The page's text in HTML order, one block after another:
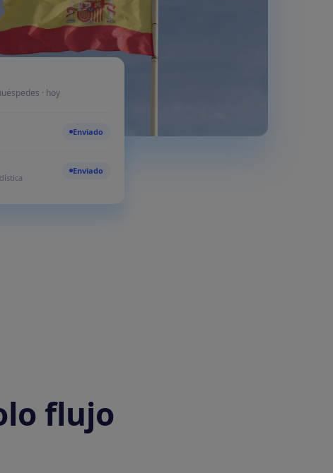
sobre SES.HOSPEDAJES
Leer más
huéspedes con Chekin?
· hoy
Enviado
Enviado
flujo